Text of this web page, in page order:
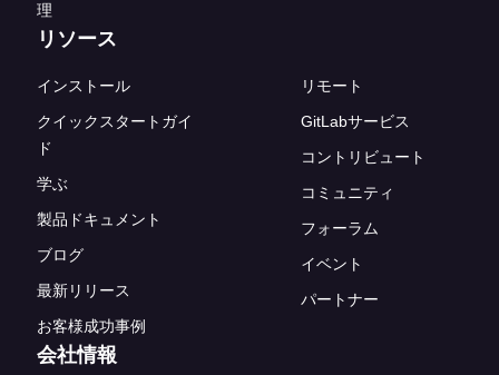
理
リソース
インストール
クイックスタートガイ
ド
学ぶ
製品ドキュメント
ブログ
最新リリース
お客様成功事例
リモート
GitLabサービス
コントリビュート
コミュニティ
フォーラム
イベント
パートナー
会社情報